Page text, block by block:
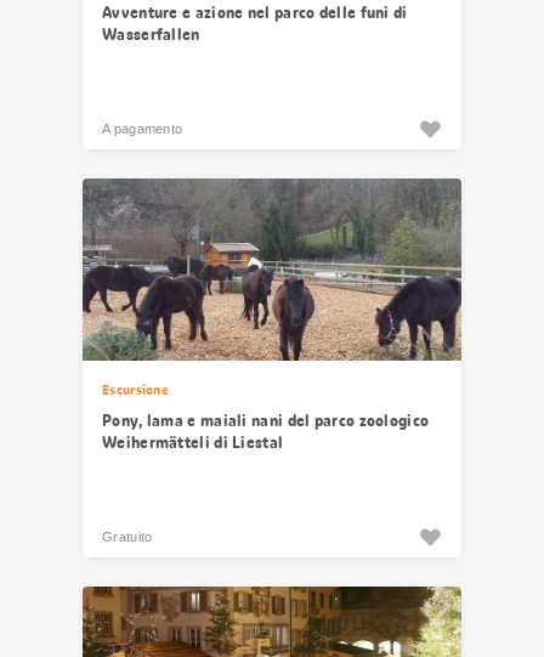
Avventure e azione nel parco delle funi di
Wasserfallen
A pagamento
Escursione
Pony, lama e maiali nani del parco zoologico
Weihermätteli di Liestal
Gratuito